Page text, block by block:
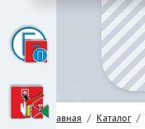
Главная / Каталог /